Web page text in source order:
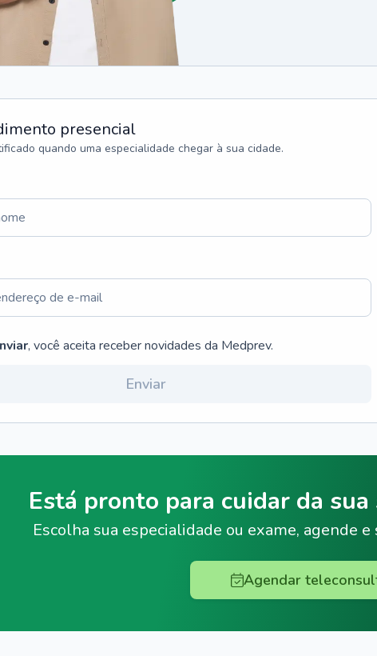
presencial
quando uma especialidade chegar à sua cidade.
, você aceita receber novidades da Medprev.
Enviar
Está pronto para cuidar da sua
Escolha sua especialidade ou exame, agende
Agendar